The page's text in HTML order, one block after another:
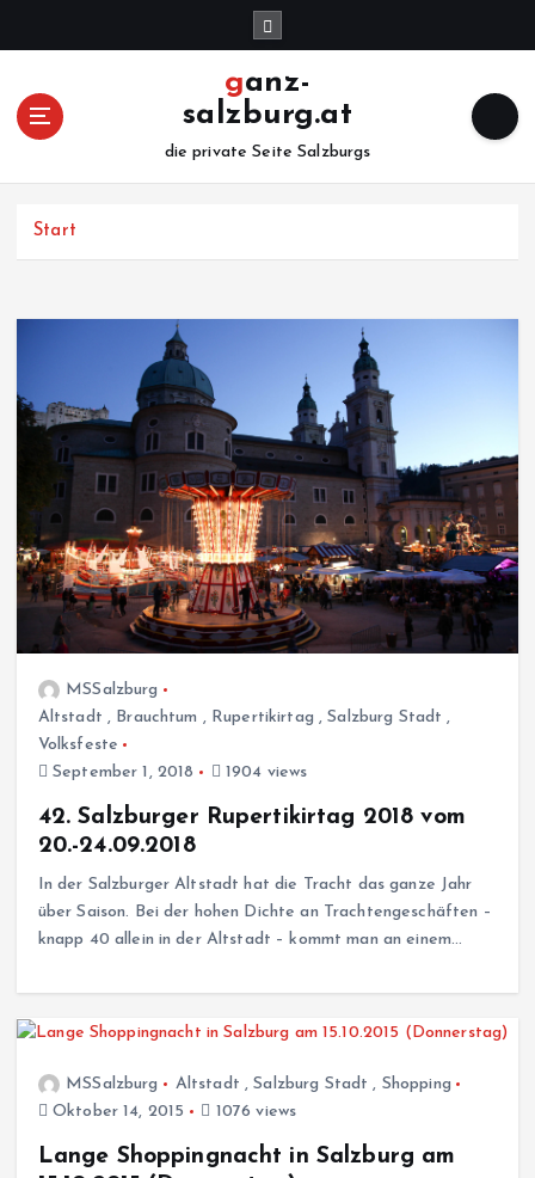
ganz-
salzburg.at
die private Seite Salzburgs
Start
MSSalzburg
Altstadt , Brauchtum , Rupertikirtag ,Salzburg Stadt ,
Volksfeste
September 1, 2018
1904 views
42. Salzburger Rupertikirtag 2018 vom
20.-24.09.2018
In der Salzburger Altstadt hat die Tracht das ganze Jahr
über Saison. Bei der hohen Dichte an Trachtengeschäften –
knapp 40 allein in der Altstadt – kommt man an einem…
MSSalzburg Altstadt ,Salzburg Stadt , Shopping
Oktober 14, 2015
1076 views
Lange Shoppingnacht in Salzburg am